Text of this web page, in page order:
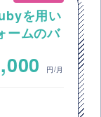
を用い
ームのバ
円/月